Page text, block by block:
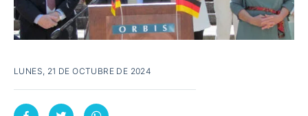
LUNES, 21 DE OCTUBRE DE 2024